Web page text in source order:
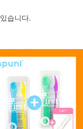
습니다.